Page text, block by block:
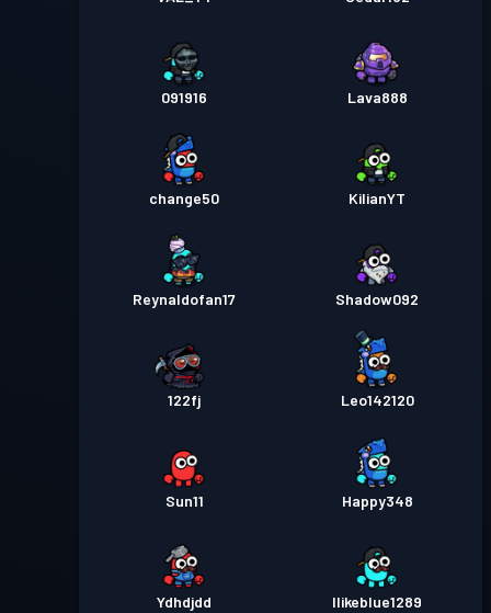
091916 Lava888
change50 KilianYT
Reynaldofan17 Shadow092
122fj Leo142120
Sun11 Happy348
Ydhdjdd Ilikeblue1289